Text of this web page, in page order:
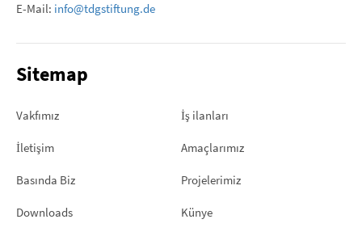
E-Mail: info@tdgstiftung.de
Sitemap
Vakfımız İş ilanları
İletişim Amaçlarımız
Basında Biz Projelerimiz
Downloads Künye